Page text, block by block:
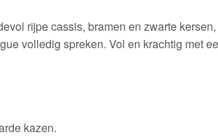
rijpe cassis, bramen en zwarte
volledig spreken. Vol en krachtig met
kazen.